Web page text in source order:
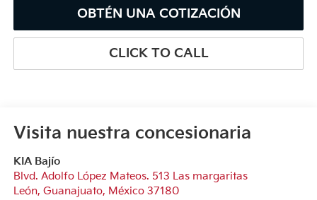
OBTÉN UNA COTIZACIÓN
CLICK TO CALL
Visita nuestra concesionaria
KIA Bajío
Blvd. Adolfo López Mateos. 513 Las margaritas
León, Guanajuato, México 37180